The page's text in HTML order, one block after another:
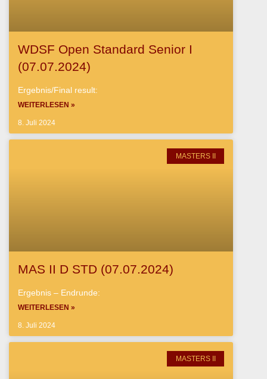
WDSF Open Standard Senior I
(07.07.2024)
Ergebnis/Final result:
WEITERLESEN »
8. Juli 2024
MASTERS II
MAS II D STD (07.07.2024)
Ergebnis – Endrunde:
WEITERLESEN »
8. Juli 2024
MASTERS II